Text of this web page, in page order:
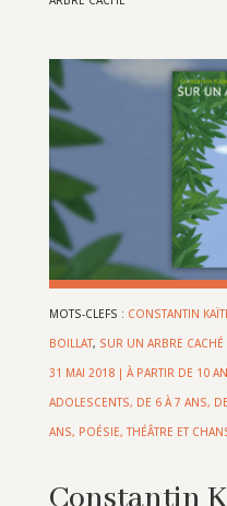
MOTS-CLEFS : CONSTANTIN
BOILLAT, SUR UN ARBRE CACHÉ
31 MAI 2018| À PARTIR DE 10
ADOLESCENTS, DE 6 À 7 ANS,
ANS, POÉSIE, THÉÂTRE ET